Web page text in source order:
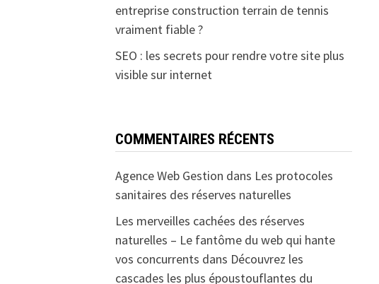
entreprise construction terrain de tennis
vraiment fiable ?
SEO : les secrets pour rendre votre site plus
visible sur internet
COMMENTAIRES RÉCENTS
Agence Web Gestion dans Les protocoles
sanitaires des réserves naturelles
Les merveilles cachées des réserves
naturelles – Le fantôme du web qui hante
vos concurrents dans Découvrez les
cascades les plus époustouflantes du